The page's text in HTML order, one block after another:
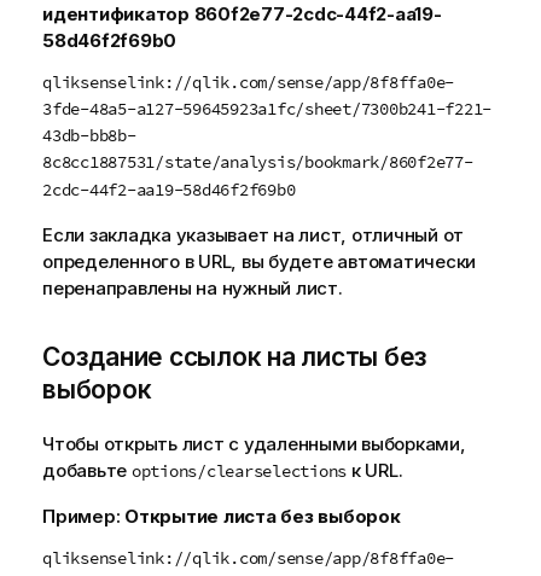
идентификатор 860f2e77-2cdc-44f2-aa19-
58d46f2f69b0
qliksenselink://qlik.com/sense/app/8f8ffa0e-
3fde-48a5-a127-59645923a1fc/sheet/7300b241-f221-
43db-bb8b-
8c8cc1887531/state/analysis/bookmark/860f2e77-
2cdc-44f2-aa19-58d46f2f69b0
Если закладка указывает на лист, отличный от
определенного в URL, вы будете автоматически
перенаправлены на нужный лист.
Создание ссылок на листы без
выборок
Чтобы открыть лист с удаленными выборками,
добавьте options/clearselections к URL.
Пример: Открытие листа без выборок
qliksenselink://qlik.com/sense/app/8f8ffa0e-